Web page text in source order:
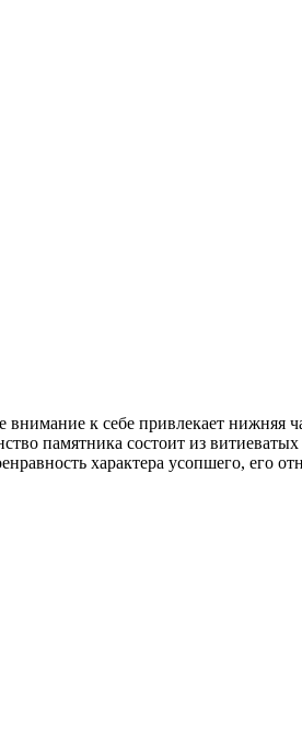
к себе привлекает нижняя
памятника состоит из
характера усопшего,